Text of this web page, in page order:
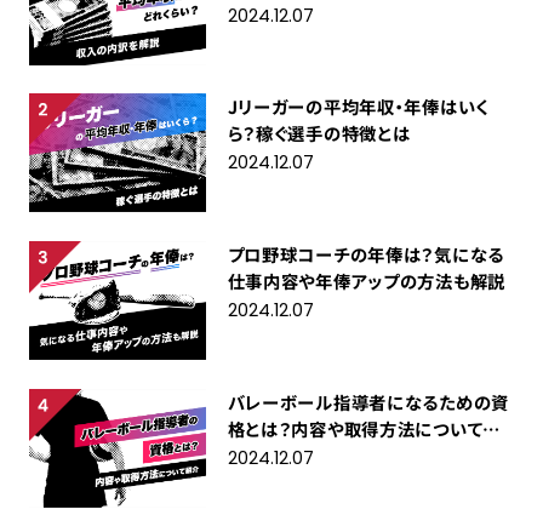
2024.12.07
Jリーガーの平均年収・年俸はいく
ら？稼ぐ選手の特徴とは
2024.12.07
プロ野球コーチの年俸は？気になる
仕事内容や年俸アップの方法も解説
2024.12.07
バレーボール指導者になるための資
格とは？内容や取得方法について紹
介
2024.12.07